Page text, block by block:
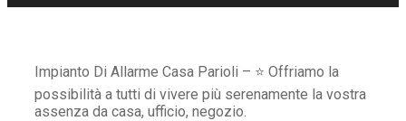
Impianto Di Allarme Casa Parioli – ⭐ Offriamo la
possibilità a tutti di vivere più serenamente la vostra
assenza da casa, ufficio, negozio.